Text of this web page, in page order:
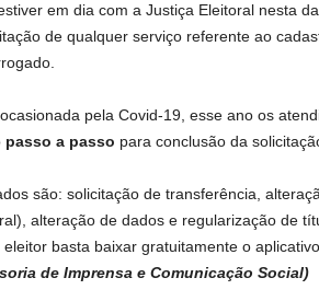
em dia com a Justiça Eleitoral nesta
de qualquer serviço referente ao
pela Covid-19, esse ano os
passo a passo para conclusão da
são: solicitação de transferência,
alteração de dados e regularização de
basta baixar gratuitamente o
de Imprensa e Comunicação Social)